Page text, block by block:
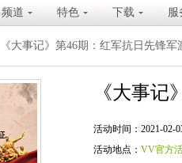
频道 特色 下载 服
《大事记》第46期：红军抗日先锋军
《大事
活动时间：2021-02-
活动地点： VV官方